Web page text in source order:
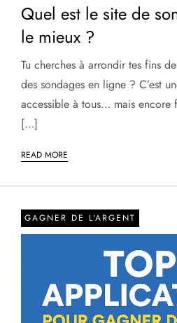
Quel est le site de
le mieux ?
Tu cherches à arrondir tes fins
des sondages en ligne ? C’est
accessible à tous… mais encore
[…]
READ MORE
GAGNER DE L'ARGENT